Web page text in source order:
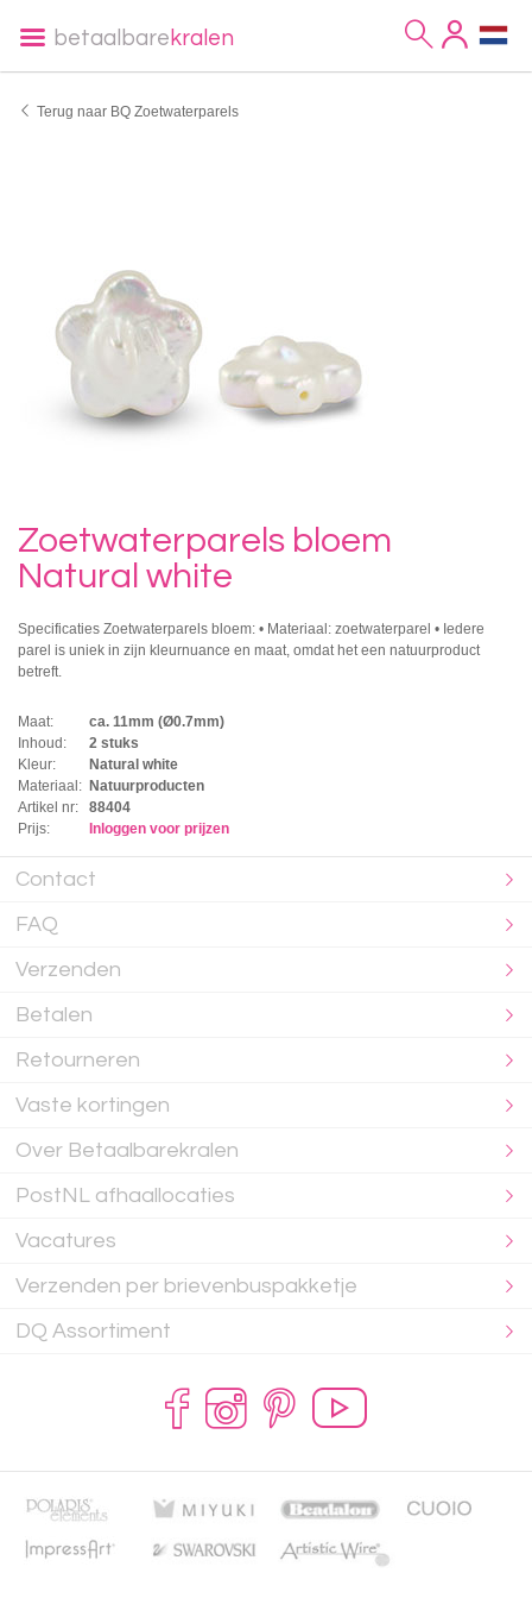
betaalbare kralen
Terug naar BQ Zoetwaterparels
Zoetwaterparels bloem
Natural white
Specificaties Zoetwaterparels bloem: • Materiaal: zoetwaterparel • Iedere
parel is uniek in zijn kleurnuance en maat, omdat het een natuurproduct
betreft.
Maat:
ca. 11mm (Ø0.7mm)
Inhoud:
2 stuks
Kleur:
Natural white
Materiaal: Natuurproducten
Artikel nr:
88404
Prijs:
Inloggen voor prijzen
Contact
FAQ
Verzenden
Betalen
Retourneren
Vaste kortingen
Over Betaalbarekralen
PostNL afhaallocaties
Vacatures
Verzenden per brievenbuspakketje
DQ Assortiment